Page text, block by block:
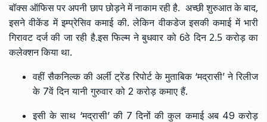
बॉक्स ऑफिस पर अपनी छाप छोड़ने में नाकाम रही है. अच्छी शुरुआत के बाद,
इसने वीकेंड में इम्प्रेसिव कमाई की. लेकिन वीकडेज इसकी कमाई में भारी
गिरावट दर्ज की जा रही है.इस फिल्म ने बुधवार को 6ठे दिन 2.5 करोड़ का
कलेक्शन किया था.
वहीं सैकनिल्क की अर्ली ट्रेंड रिपोर्ट के मुताबिक ‘मद्रासी’ ने रिलीज
के 7वें दिन यानी गुरुवार को 2 करोड़ कमाए हैं.
इसी के साथ ‘मद्रासी’ की 7 दिनों की कुल कमाई अब 49 करोड़